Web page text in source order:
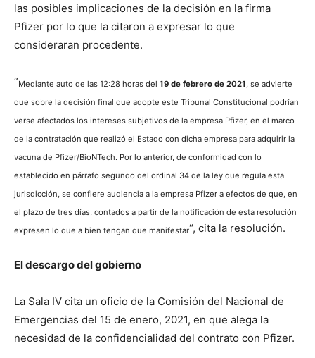
las posibles implicaciones de la decisión en la firma
Pfizer por lo que la citaron a expresar lo que
consideraran procedente.
“Mediante auto de las 12:28 horas del 19 de febrero de 2021, se advierte
que sobre la decisión final que adopte este Tribunal Constitucional podrían
verse afectados los intereses subjetivos de la empresa Pfizer, en el marco
de la contratación que realizó el Estado con dicha empresa para adquirir la
vacuna de Pfizer/BioNTech. Por lo anterior, de conformidad con lo
establecido en párrafo segundo del ordinal 34 de la ley que regula esta
jurisdicción, se confiere audiencia a la empresa Pfizer a efectos de que, en
el plazo de tres días, contados a partir de la notificación de esta resolución
expresen lo que a bien tengan que manifestar“, cita la resolución.
El descargo del gobierno
La Sala IV cita un oficio de la Comisión del Nacional de
Emergencias del 15 de enero, 2021, en que alega la
necesidad de la confidencialidad del contrato con Pfizer.